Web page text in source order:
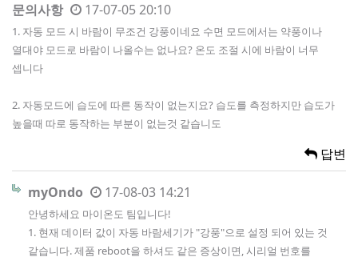
문의사항 17-07-05 20:10
1. 자동 모드 시 바람이 무조건 강풍이네요 수면 모드에서는 약풍이나
열대야 모드로 바람이 나올수는 없나요? 온도 조절 시에 바람이 너무
셉니다
2. 자동모드에 습도에 따른 동작이 없는지요? 습도를 측정하지만 습도가
높을때 따로 동작하는 부분이 없는것 같습니도
답변
myOndo 17-08-03 14:21
안녕하세요 마이온도 팀입니다!
1. 현재 데이터 값이 자동 바람세기가 "강풍"으로 설정 되어 있는 것
같습니다. 제품 reboot을 하셔도 같은 증상이면, 시리얼 번호를